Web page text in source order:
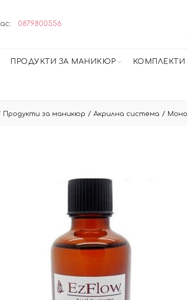
0879800556
ПРОДУКТИ ЗА МАНИКЮР
Продукти за маникюр Акрилна система